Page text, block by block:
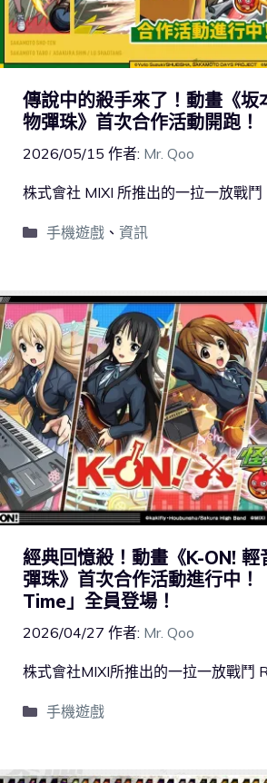
傳說中的殺手來了！動畫《坂
物彈珠》首次合作活動開跑！
2026/05/15 作者: Mr. Qoo
株式會社 MIXI 所推出的一拉一放戰鬥
手機遊戲、 資訊
經典回憶殺！動畫《K-ON! 輕
彈珠》首次合作活動進行中！
Time」全員登場！
2026/04/27 作者: Mr. Qoo
株式會社MIXI所推出的一拉一放戰鬥
手機遊戲